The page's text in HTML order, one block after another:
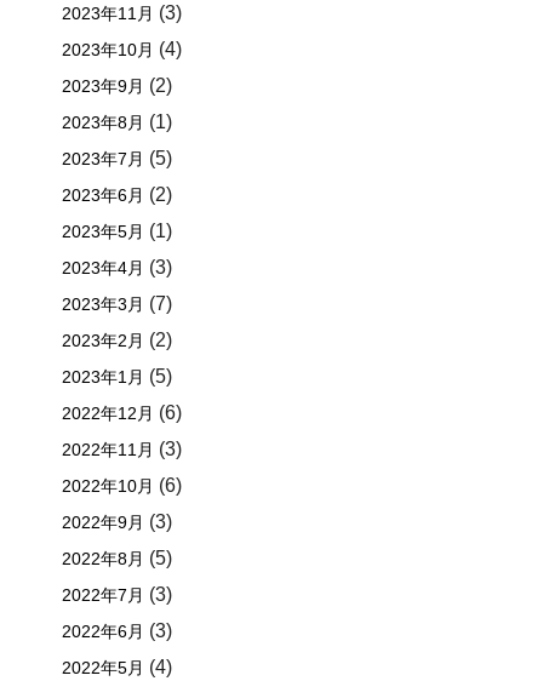
2023年11月 (3)
2023年10月 (4)
2023年9月 (2)
2023年8月 (1)
2023年7月 (5)
2023年6月 (2)
2023年5月 (1)
2023年4月 (3)
2023年3月 (7)
2023年2月 (2)
2023年1月 (5)
2022年12月 (6)
2022年11月 (3)
2022年10月 (6)
2022年9月 (3)
2022年8月 (5)
2022年7月 (3)
2022年6月 (3)
2022年5月 (4)